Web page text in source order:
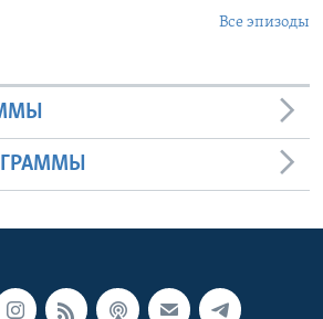
Все эпизоды